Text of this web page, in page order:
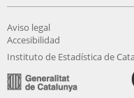
Aviso legal
Accesibilidad
Instituto de Estadística de